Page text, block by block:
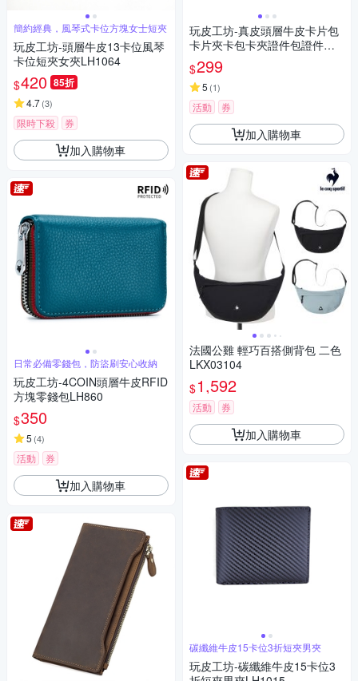
簡約經典，風琴式卡位方塊女士短夾
玩皮工坊-頭層牛皮13卡位風琴
卡位短夾女夾LH1064
$420 85折
4.7(3)
限時下殺 券
加入購物車
日常必備零錢包，防盜刷安心收納
玩皮工坊-4COIN頭層牛皮RFID
方塊零錢包LH860
$350
5 (4)
活動 券
加入購物車
玩皮工坊-真皮頭層牛皮卡片包
卡片夾卡包卡夾證件包證件夾-
CB48
$299
5 (1)
活動 券
加入購物車
法國公雞 輕巧百搭側背包 二色
LKX03104
$1,592
活動 券
加入購物車
碳纖維牛皮15卡位3折短夾男夾
玩皮工坊-碳纖維牛皮15卡位3